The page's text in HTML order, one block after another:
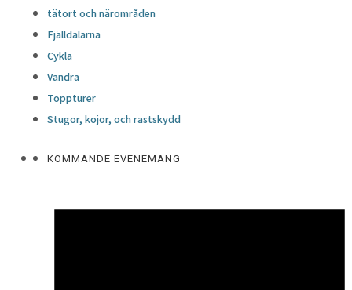
tätort och närområden
Fjälldalarna
Cykla
Vandra
Toppturer
Stugor, kojor, och rastskydd
KOMMANDE EVENEMANG